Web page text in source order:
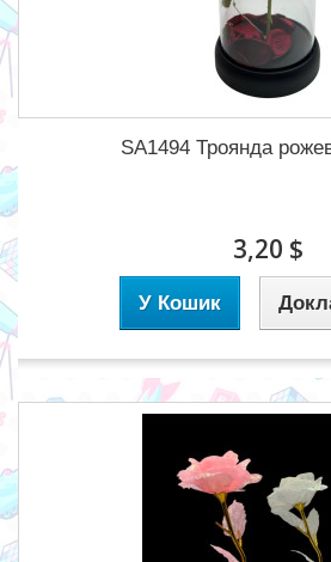
SA1494 Троянда
3,20 $
У Кошик